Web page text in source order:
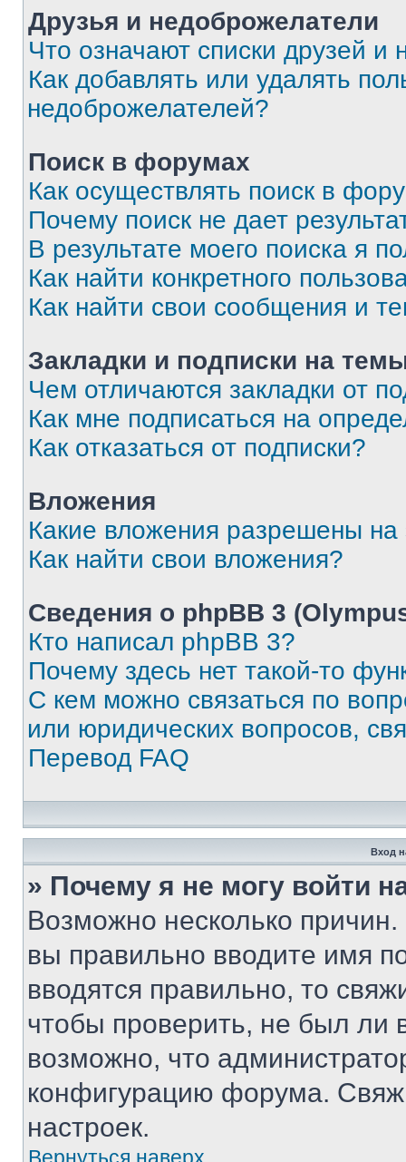
Друзья и недоброжелатели
Что означают списки друзей и
Как добавлять или удалять
недоброжелателей?
Поиск в форумах
Как осуществлять поиск в
Почему поиск не дает
В результате моего поиска я
Как найти конкретного
Как найти свои сообщения и
Закладки и подписки на
Чем отличаются закладки от
Как мне подписаться на
Как отказаться от подписки?
Вложения
Какие вложения разрешены
Как найти свои вложения?
Сведения о phpBB 3
Кто написал phpBB 3?
Почему здесь нет такой-то
С кем можно связаться по
или юридических вопросов,
Перевод FAQ
Вход
» Почему я не могу войти
Возможно несколько
вы правильно вводите имя
вводятся правильно, то
чтобы проверить, не был ли
возможно, что
конфигурацию форума.
настроек.